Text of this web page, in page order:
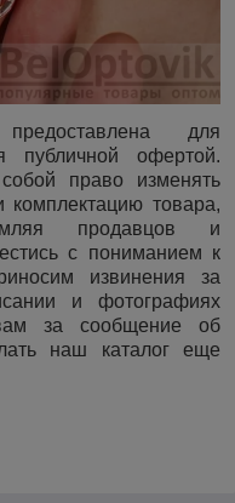
для
публичной офертой.
право изменять
комплектацию товара,
продавцов и
с пониманием к
извинения за
и фотографиях
за сообщение об
наш каталог еще